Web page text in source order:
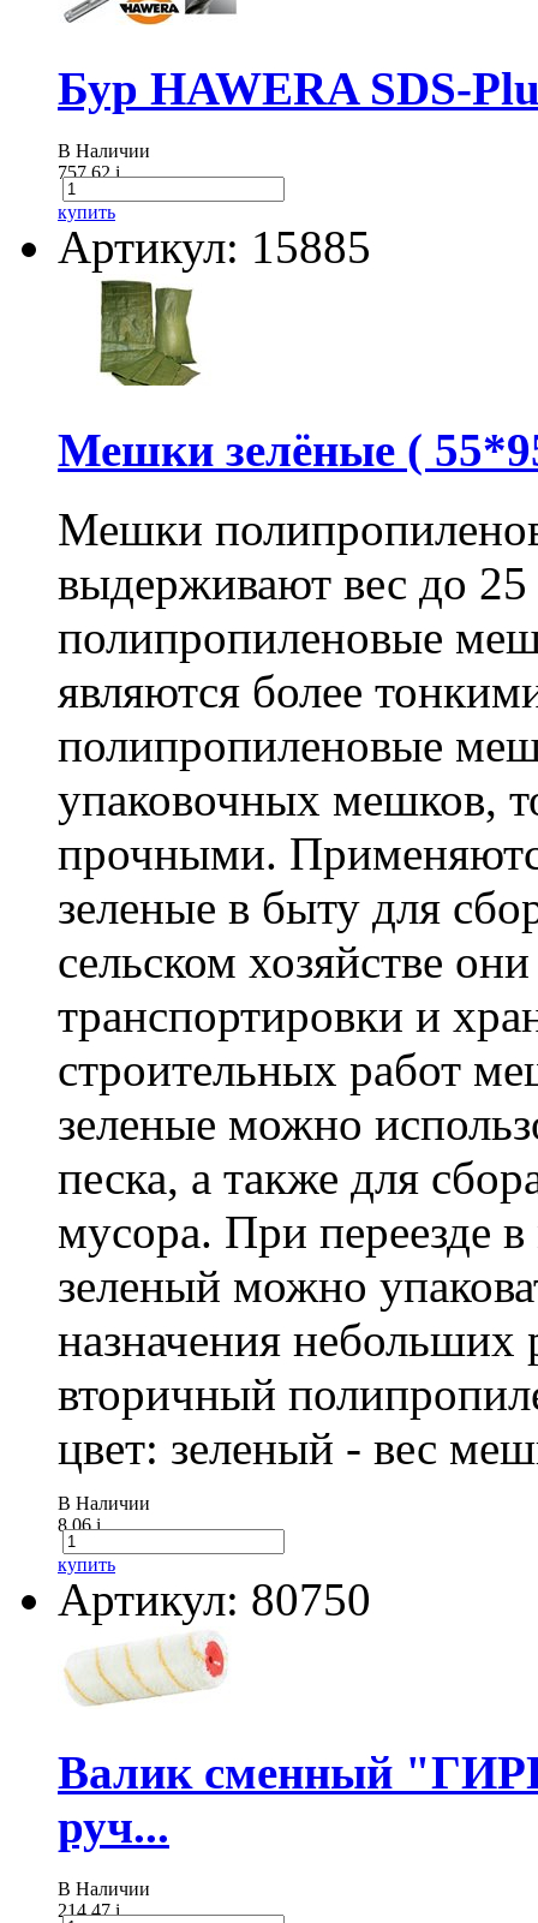
Бур HAWERA SDS-
В Наличии
757.62i
купить
Артикул: 15885
Мешки зелёные (
Мешки
выдерживают вес до
полипропиленовые
являются более
полипропиленовые
упаковочных мешков,
прочными.
зеленые в быту для
сельском хозяйстве
транспортировки и
строительных работ
зеленые можно
песка, а также для
мусора. При переезде
зеленый можно
назначения небольших
вторичный
цвет: зеленый - вес
В Наличии
8.06i
купить
Артикул: 80750
Валик сменный
руч...
В Наличии
214.47i